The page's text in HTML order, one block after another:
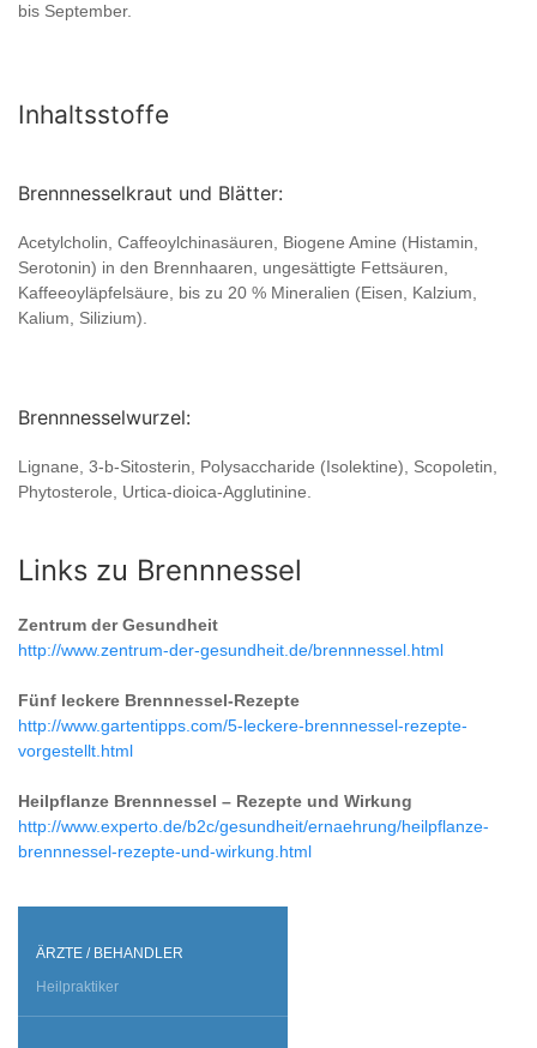
bis September.
Inhaltsstoffe
Brennnesselkraut und Blätter:
Acetylcholin, Caffeoylchinasäuren, Biogene Amine (Histamin,
Serotonin) in den Brennhaaren, ungesättigte Fettsäuren,
Kaffeeoyläpfelsäure, bis zu 20 % Mineralien (Eisen, Kalzium,
Kalium, Silizium).
Brennnesselwurzel:
Lignane, 3-b-Sitosterin, Polysaccharide (Isolektine), Scopoletin,
Phytosterole, Urtica-dioica-Agglutinine.
Links zu Brennnessel
Zentrum der Gesundheit
http://www.zentrum-der-gesundheit.de/brennnessel.html
Fünf leckere Brennnessel-Rezepte
http://www.gartentipps.com/5-leckere-brennnessel-rezepte-
vorgestellt.html
Heilpflanze Brennnessel – Rezepte und Wirkung
http://www.experto.de/b2c/gesundheit/ernaehrung/heilpflanze-
brennnessel-rezepte-und-wirkung.html
ÄRZTE / BEHANDLER
Heilpraktiker